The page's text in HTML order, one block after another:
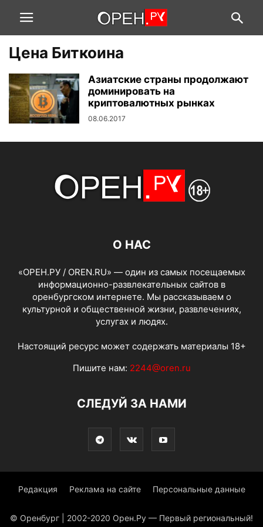
Цена Биткоина
Азиатские страны продолжают
доминировать на
криптовалютных рынках
08.06.2017
О НАС
«ОРЕН.РУ / OREN.RU» — один из самых посещаемых
информационно-развлекательных сайтов в
оренбургском интернете. Мы рассказываем о
культурной и общественной жизни, развлечениях,
услугах и людях.
Настоящий ресурс может содержать материалы 18+
Пишите нам: 2244@oren.ru
СЛЕДУЙ ЗА НАМИ
Редакция Реклама на сайте Персональные данные
© Оренбург | 2002-2020 Орен.Ру — Первый региональный!